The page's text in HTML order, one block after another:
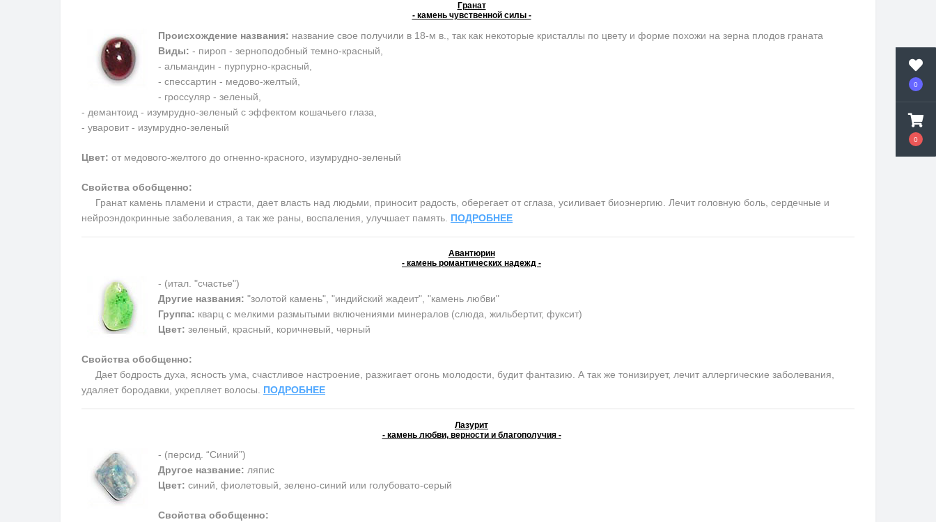
0
0
Гранат
- камень чувственной силы -
Происхождение названия: название свое получили в 18-м в., так как некоторые кристаллы по цвету и форме похожи на зерна плодов граната
Виды: - пироп - зерноподобный темно-красный,
- альмандин - пурпурно-красный,
- спессартин - медово-желтый,
- гроссуляр - зеленый,
- демантоид - изумрудно-зеленый с эффектом кошачьего глаза,
- уваровит - изумрудно-зеленый
Цвет: от медового-желтого до огненно-красного, изумрудно-зеленый
Свойства обобщенно:
Гранат камень пламени и страсти, дает власть над людьми, приносит радость, оберегает от сглаза, усиливает биоэнергию. Лечит головную боль, сердечные и
нейроэндокринные заболевания, а так же раны, воспаления, улучшает память. ПОДРОБНЕЕ
Авантюрин
- камень романтических надежд -
- (итал. "счастье")
Другие названия: "золотой камень", "индийский жадеит", "камень любви"
Группа: кварц с мелкими размытыми включениями минералов (слюда, жильбертит, фуксит)
Цвет: зеленый, красный, коричневый, черный
Свойства обобщенно:
Дает бодрость духа, ясность ума, счастливое настроение, разжигает огонь молодости, будит фантазию. А так же тонизирует, лечит аллергические заболевания,
удаляет бородавки, укрепляет волосы. ПОДРОБНЕЕ
Лазурит
- камень любви, верности и благополучия -
- (персид. “Синий”)
Другое название: ляпис
Цвет: синий, фиолетовый, зелено-синий или голубовато-серый
Свойства обобщенно: